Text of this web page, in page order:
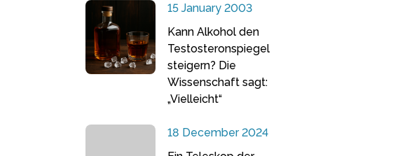
15 January 2003
Kann Alkohol den
Testosteronspiegel
steigern? Die
Wissenschaft sagt:
„Vielleicht“
18 December 2024